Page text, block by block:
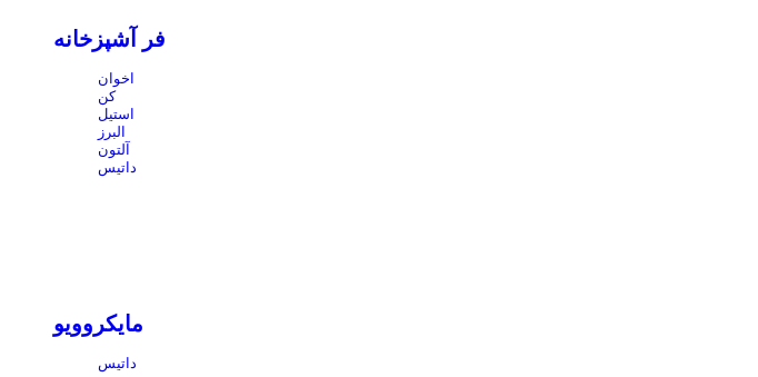
فر آشپزخانه
اخوان
کن
استیل
البرز
آلتون
داتیس
مایکروویو
داتیس